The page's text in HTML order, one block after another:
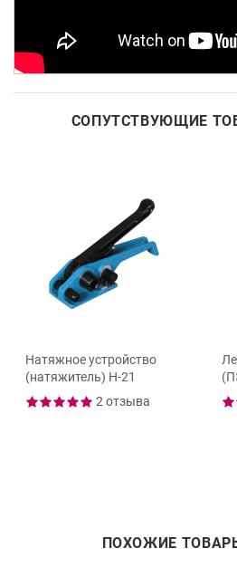
СОПУТСТВУЮЩИЕ
Натяжное устройство
(натяжитель) Н-21
2 отзыва
ПОХОЖИЕ